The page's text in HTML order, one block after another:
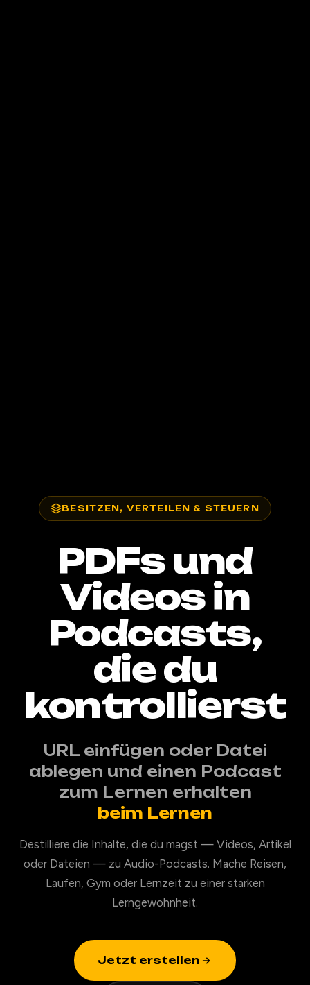
BESITZEN, VERTEILEN & STEUERN
PDFs und
Videos in
Podcasts,
die du
kontrollierst
URL einfügen oder Datei
ablegen und einen Podcast
zum Lernen erhalten
beim Lernen
Destilliere die Inhalte, die du magst — Videos, Artikel
oder Dateien — zu Audio-Podcasts. Mache Reisen,
Laufen, Gym oder Lernzeit zu einer starken
Lerngewohnheit.
Jetzt erstellen